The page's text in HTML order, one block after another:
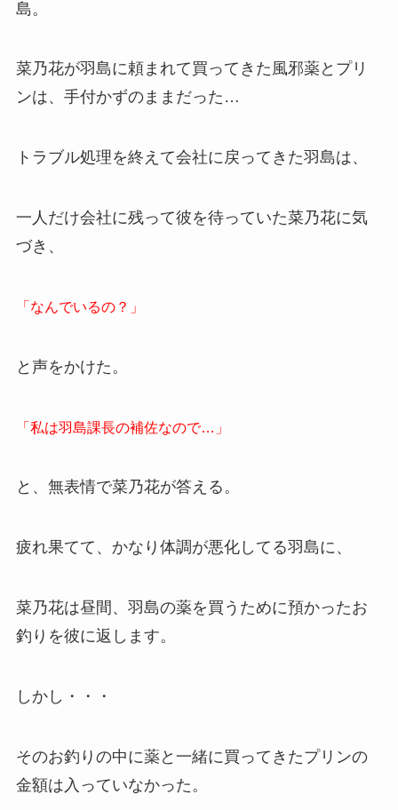
島。
菜乃花が羽島に頼まれて買ってきた風邪薬とプリ
ンは、手付かずのままだった…
トラブル処理を終えて会社に戻ってきた羽島は、
一人だけ会社に残って彼を待っていた菜乃花に気
づき、
「なんでいるの？」
と声をかけた。
「私は羽島課長の補佐なので…」
と、無表情で菜乃花が答える。
疲れ果てて、かなり体調が悪化してる羽島に、
菜乃花は昼間、羽島の薬を買うために預かったお
釣りを彼に返します。
しかし・・・
そのお釣りの中に薬と一緒に買ってきたプリンの
金額は入っていなかった。